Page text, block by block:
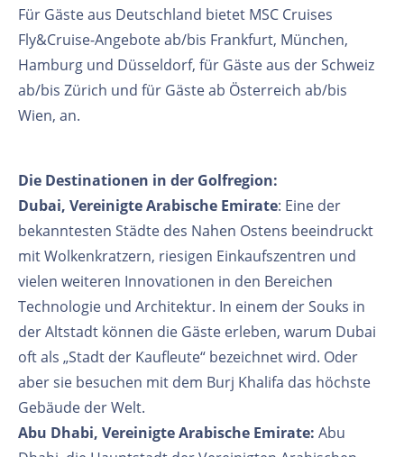
Für Gäste aus Deutschland bietet MSC Cruises
Fly&Cruise-Angebote ab/bis Frankfurt, München,
Hamburg und Düsseldorf, für Gäste aus der Schweiz
ab/bis Zürich und für Gäste ab Österreich ab/bis
Wien, an.
Die Destinationen in der Golfregion:
Dubai, Vereinigte Arabische Emirate: Eine der
bekanntesten Städte des Nahen Ostens beeindruckt
mit Wolkenkratzern, riesigen Einkaufszentren und
vielen weiteren Innovationen in den Bereichen
Technologie und Architektur. In einem der Souks in
der Altstadt können die Gäste erleben, warum Dubai
oft als „Stadt der Kaufleute“ bezeichnet wird. Oder
aber sie besuchen mit dem Burj Khalifa das höchste
Gebäude der Welt.
Abu Dhabi, Vereinigte Arabische Emirate: Abu